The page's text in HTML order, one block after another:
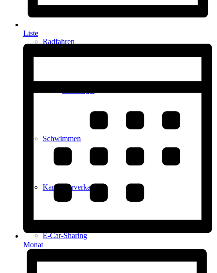
Radfahren
Schwimmen
Kartenvorverkauf
E-Car-Sharing
Liste
Monat